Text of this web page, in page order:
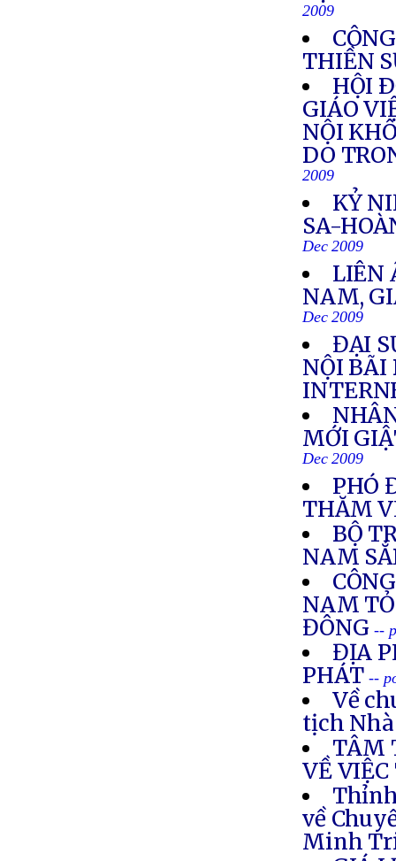
2009
THIỀN
HỘI
GIÁO
NỘI
DO
2009
KỶ
SA-
Dec 2009
LIÊN
NAM,
Dec 2009
ĐẠI
NỘI BÃI
MỚI
Dec 2009
PHÓ
THĂM
BỘ
NAM
NAM
ĐÔNG --
ĐỊA
PHÁT--
Về
tịch
TÂM
VỀ VIỆC
về
Minh